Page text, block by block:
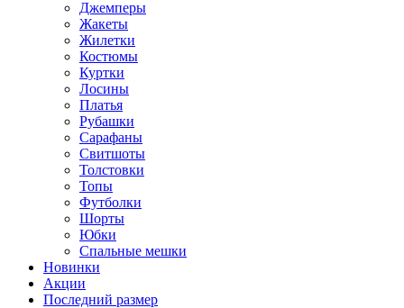
Джемперы
Жакеты
Жилетки
Костюмы
Куртки
Лосины
Платья
Рубашки
Сарафаны
Свитшоты
Толстовки
Топы
Футболки
Шорты
Юбки
Спальные мешки
Новинки
Акции
Последний размер